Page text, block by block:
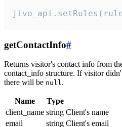
getContactInfo#
Returns visitor's contact info from
contact_info structure. If visitor
there will be null.
Name Type
client_name string Client's name
email
string Client's email